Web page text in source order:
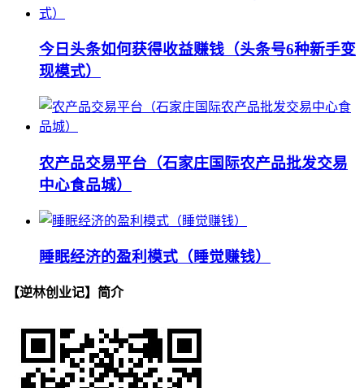
今日头条如何获得收益赚钱（头条号6种新手变
现模式）
农产品交易平台（石家庄国际农产品批发交易
中心食品城）
睡眠经济的盈利模式（睡觉赚钱）
【逆林创业记】简介